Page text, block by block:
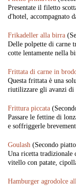
Presentate il filetto
d'hotel, accompagnato
Frikadeller alla birra
Delle polpette di carne
cotte lentamente nella
Frittata di carne in
Questa frittata è una
riutilizzare gli avanzi di
Frittura piccata
Passare le fettine di
e soffriggerle
Goulash (Secondo
Una ricetta tradizionale
vitello con patate,
Hamburger agrodolce